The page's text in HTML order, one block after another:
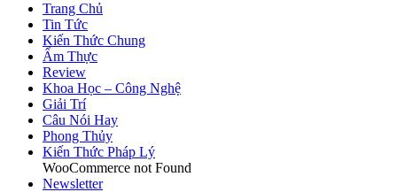
Trang Chủ
Tin Tức
Kiến Thức Chung
Ẩm Thực
Review
Khoa Học – Công Nghệ
Giải Trí
Câu Nói Hay
Phong Thủy
Kiến Thức Pháp Lý
WooCommerce not Found
Newsletter